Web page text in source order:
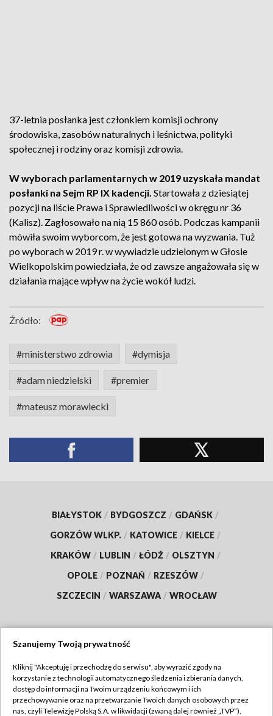
37-letnia posłanka jest członkiem komisji ochrony
środowiska, zasobów naturalnych i leśnictwa, polityki
społecznej i rodziny oraz komisji zdrowia.
W wyborach parlamentarnych w 2019 uzyskała mandat
posłanki na Sejm RP IX kadencji. Startowała z dziesiątej
pozycji na liście Prawa i Sprawiedliwości w okręgu nr 36
(Kalisz). Zagłosowało na nią 15 860 osób. Podczas kampanii
mówiła swoim wyborcom, że jest gotowa na wyzwania. Tuż
po wyborach w 2019 r. w wywiadzie udzielonym w Głosie
Wielkopolskim powiedziała, że od zawsze angażowała się w
działania mające wpływ na życie wokół ludzi.
Źródło:
#ministerstwo zdrowia #dymisja
#adam niedzielski #premier
#mateusz morawiecki
BIAŁYSTOK / BYDGOSZCZ / GDAŃSK /
GORZÓW WLKP. / KATOWICE / KIELCE /
KRAKÓW / LUBLIN / ŁÓDŹ / OLSZTYN /
OPOLE / POZNAŃ / RZESZÓW /
SZCZECIN / WARSZAWA / WROCŁAW
TVP
Abonament TVP
Regulamin TVP
Szanujemy Twoją prywatność
Kliknij "Akceptuję i przechodzę do serwisu", aby wyrazić zgody na
korzystanie z technologii automatycznego śledzenia i zbierania danych,
dostęp do informacji na Twoim urządzeniu końcowym i ich
przechowywanie oraz na przetwarzanie Twoich danych osobowych przez
nas, czyli Telewizję Polską S.A. w likwidacji (zwaną dalej również „TVP”),